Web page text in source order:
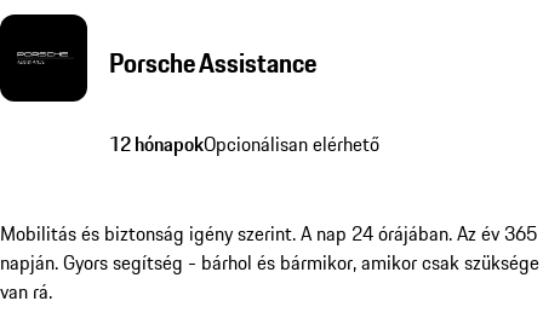
Porsche Assistance
12 hónapokOpcionálisan elérhető
Mobilitás és biztonság igény szerint. A nap 24 órájában. Az év 365
napján. Gyors segítség - bárhol és bármikor, amikor csak szüksége
van rá.